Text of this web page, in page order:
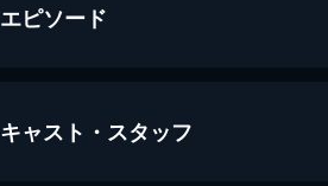
エピソード
引っ越し大名！
キャスト・スタッフ